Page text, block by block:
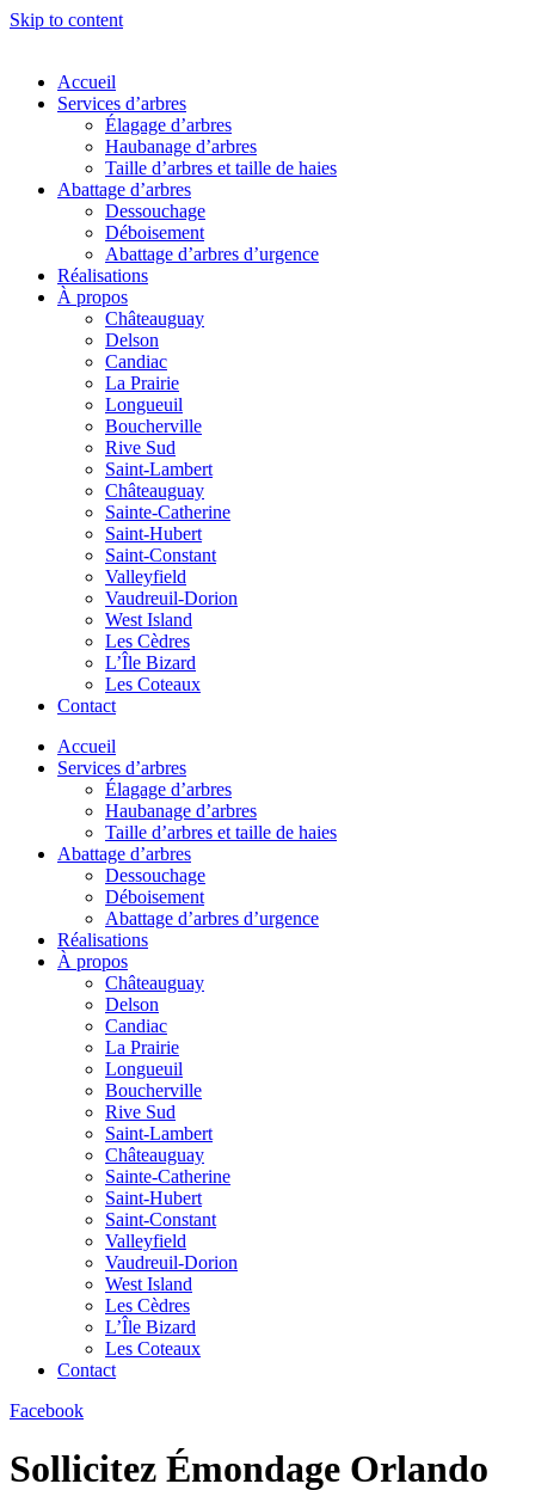
Skip to content
Accueil
Services d’arbres
Élagage d’arbres
Haubanage d’arbres
Taille d’arbres et taille de haies
Abattage d’arbres
Dessouchage
Déboisement
Abattage d’arbres d’urgence
Réalisations
À propos
Châteauguay
Delson
Candiac
La Prairie
Longueuil
Boucherville
Rive Sud
Saint-Lambert
Châteauguay
Sainte-Catherine
Saint-Hubert
Saint-Constant
Valleyfield
Vaudreuil-Dorion
West Island
Les Cèdres
L’Île Bizard
Les Coteaux
Contact
Accueil
Services d’arbres
Élagage d’arbres
Haubanage d’arbres
Taille d’arbres et taille de haies
Abattage d’arbres
Dessouchage
Déboisement
Abattage d’arbres d’urgence
Réalisations
À propos
Châteauguay
Delson
Candiac
La Prairie
Longueuil
Boucherville
Rive Sud
Saint-Lambert
Châteauguay
Sainte-Catherine
Saint-Hubert
Saint-Constant
Valleyfield
Vaudreuil-Dorion
West Island
Les Cèdres
L’Île Bizard
Les Coteaux
Contact
Facebook
Sollicitez Émondage Orlando